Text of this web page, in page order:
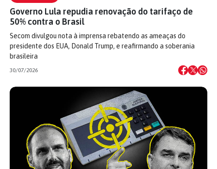
Governo Lula repudia renovação do tarifaço de
50% contra o Brasil
Secom divulgou nota à imprensa rebatendo as ameaças do
presidente dos EUA, Donald Trump, e reafirmando a soberania
brasileira
30/07/2026